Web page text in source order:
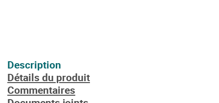
Description
Détails du produit
Commentaires